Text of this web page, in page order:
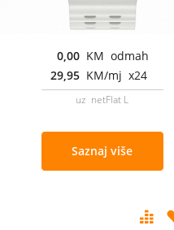
0,00 KM odmah
29,95 KM/mj x24
uz netFlat L
Saznaj više